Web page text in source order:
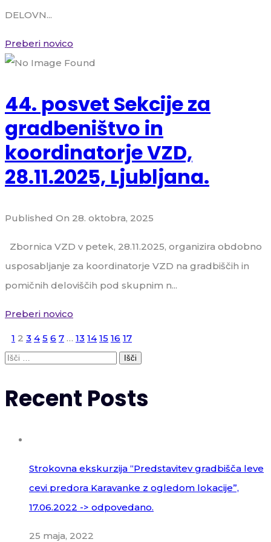
DELOVN...
Preberi novico
44. posvet Sekcije za
gradbeništvo in
koordinatorje VZD,
28.11.2025, Ljubljana.
Published On 28. oktobra, 2025
Zbornica VZD v petek, 28.11.2025, organizira obdobno
usposabljanje za koordinatorje VZD na gradbiščih in
pomičnih deloviščih pod skupnim n...
Preberi novico
1 2 3 4 5 6 7 … 13 14 15 16 17
Išči:
Recent Posts
Strokovna ekskurzija “Predstavitev gradbišča leve
cevi predora Karavanke z ogledom lokacije”,
17.06.2022 -> odpovedano.
25 maja, 2022